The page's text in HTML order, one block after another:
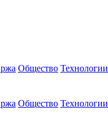
Общество Технологии
Общество Технологии